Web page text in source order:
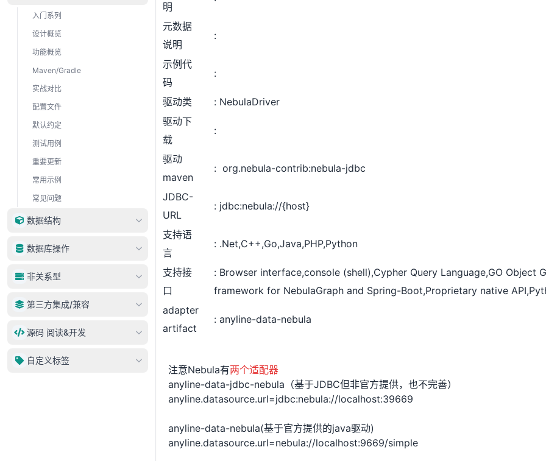
入门系列
设计概览
功能概览
Maven/Gradle
实战对比
配置文件
默认约定
测试用例
重要更新
常用示例
常见问题
数据结构
DataType
DataSet
Entity
数据集操作
数据库操作
动态数据源
ServiceProxy
service.dml/dql
delete
非关系型
Neo4j
Nebula
ElasticSearch
第三方集成/兼容
JDBC Template兼容
源码 阅读&开发
adapter
自定义标签
明
元数据
说明
示例代
码
驱动类
NebulaDriver
驱动下
载
驱动
maven
org.nebula-contrib:nebula-jdbc
JDBC-
URL
jdbc:nebula://{host}
支持语
言
.Net,C++,Go,Java,PHP,Python
支持接
口
Browser interface,console (shell),Cypher Query Language,GO Object
framework for NebulaGraph and Spring-Boot,Proprietary native
adapter
artifact
anyline-data-nebula
注意Nebula有两个适配器
anyline-data-jdbc-nebula（基于JDBC但非官方提供，也不完善）
anyline.datasource.url=jdbc:nebula://localhost:39669
anyline-data-nebula(基于官方提供的java驱动)
anyline.datasource.url=nebula://localhost:9669/simple